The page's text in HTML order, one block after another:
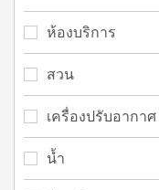
ห้องบริการ
สวน
เครื่องปรับอากาศ
น้ำ